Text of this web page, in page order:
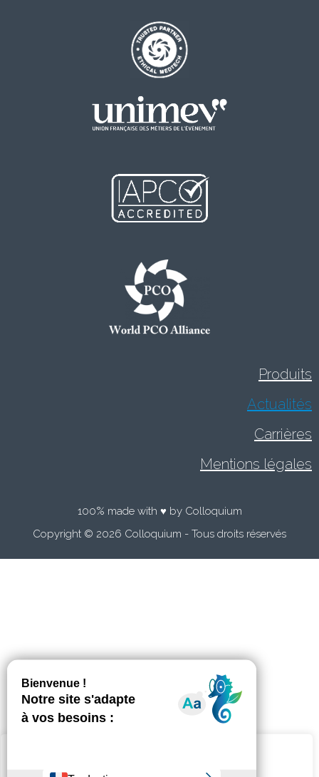
Produits
Actualités
Carrières
Mentions légales
100% made with ♥ by Colloquium
Copyright © 2026 Colloquium - Tous droits réservés